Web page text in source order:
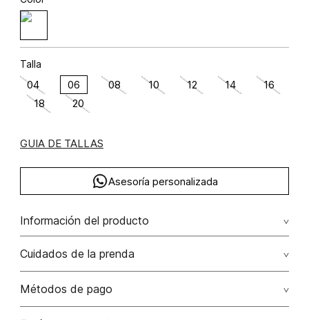
Talla
04 06 08 10 12 14
16
18
20
GUIA DE TALLAS
Asesoría personalizada
Información del producto
Algodón 100% 100.00% algodón/cotton
Cuidados de la prenda
Lavar con colores similares. no secar en máquina. los
Métodos de pago